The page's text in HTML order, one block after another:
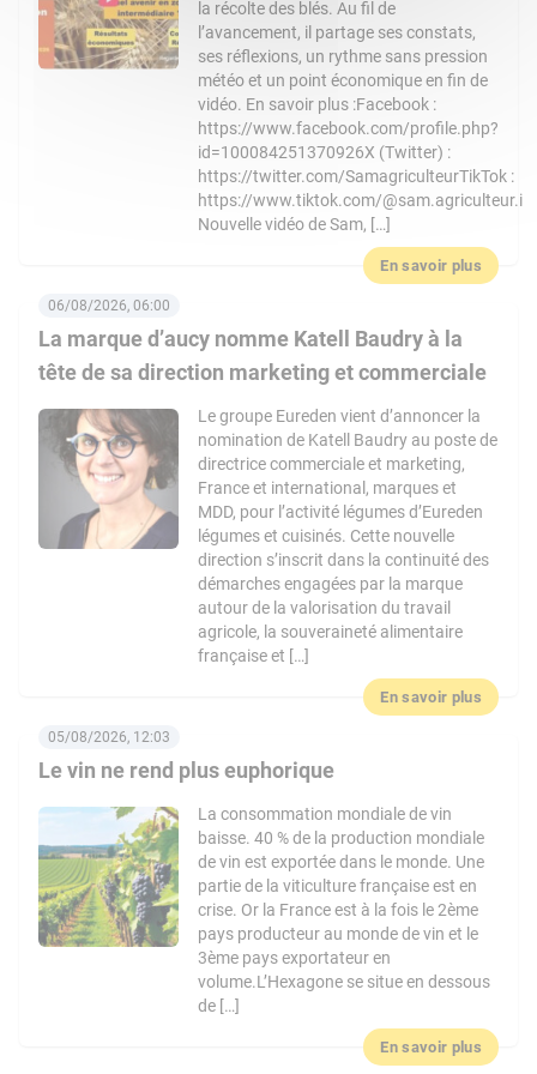
la récolte des blés. Au fil de
l’avancement, il partage ses constats,
ses réflexions, un rythme sans pression
météo et un point économique en fin de
vidéo. En savoir plus :Facebook :
https://www.facebook.com/profile.php?
id=100084251370926X (Twitter) :
https://twitter.com/SamagriculteurTikTok :
https://www.tiktok.com/@sam.agriculteur.i
Nouvelle vidéo de Sam, […]
En savoir plus
La marque d’aucy nomme Katell Baudry à la
tête de sa direction marketing et commerciale
06/08/2026, 06:00
Le groupe Eureden vient d’annoncer la
nomination de Katell Baudry au poste de
directrice commerciale et marketing,
France et international, marques et
MDD, pour l’activité légumes d’Eureden
légumes et cuisinés. Cette nouvelle
direction s’inscrit dans la continuité des
démarches engagées par la marque
autour de la valorisation du travail
agricole, la souveraineté alimentaire
française et […]
En savoir plus
Le vin ne rend plus euphorique
05/08/2026, 12:03
La consommation mondiale de vin
baisse. 40 % de la production mondiale
de vin est exportée dans le monde. Une
partie de la viticulture française est en
crise. Or la France est à la fois le 2ème
pays producteur au monde de vin et le
3ème pays exportateur en
volume.L’Hexagone se situe en dessous
de […]
En savoir plus